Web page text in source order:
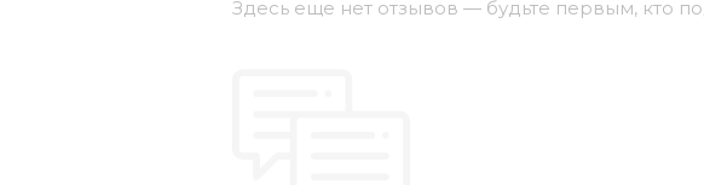
Здесь еще нет отзывов — будьте первым, кто